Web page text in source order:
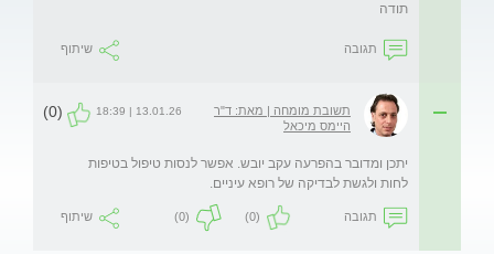
תודה
תגובה שיתוף
תשובת מומחה | מאת: ד"ר
היימס מיכאל
13.01.26 | 18:39
(0)
יתכן ומדובר בהפרעה עקב יובש. אפשר לנסות טיפול בטיפות
לחות ולגשת לבדיקה של רופא עיניים.
תגובה (0)
(0) שיתוף